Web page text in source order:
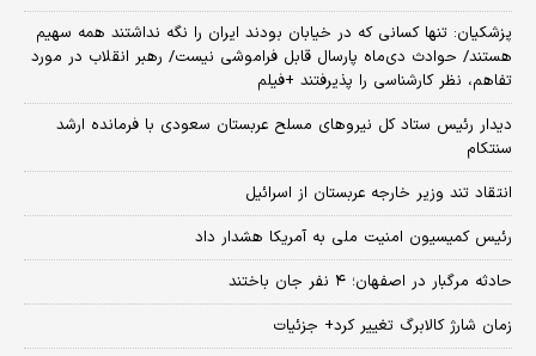
پزشکیان: تنها کسانی که در خیابان بودند ایران را نگه نداشتند همه سهیم
هستند/ حوادث دی‌ماه پارسال قابل فراموشی نیست/ رهبر انقلاب در مورد
تفاهم، نظر کارشناسی را پذیرفتند +فیلم
دیدار رئیس ستاد کل نیروهای مسلح عربستان سعودی با فرمانده ارشد
سنتکام
انتقاد تند وزیر خارجه عربستان از اسرائیل
رئیس کمیسیون امنیت ملی به آمریکا هشدار داد
حادثه مرگبار در اصفهان؛ ۴ نفر جان باختند
زمان شارژ کالابرگ تغییر کرد+ جزئیات